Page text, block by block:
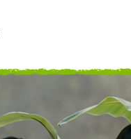
Web Design by